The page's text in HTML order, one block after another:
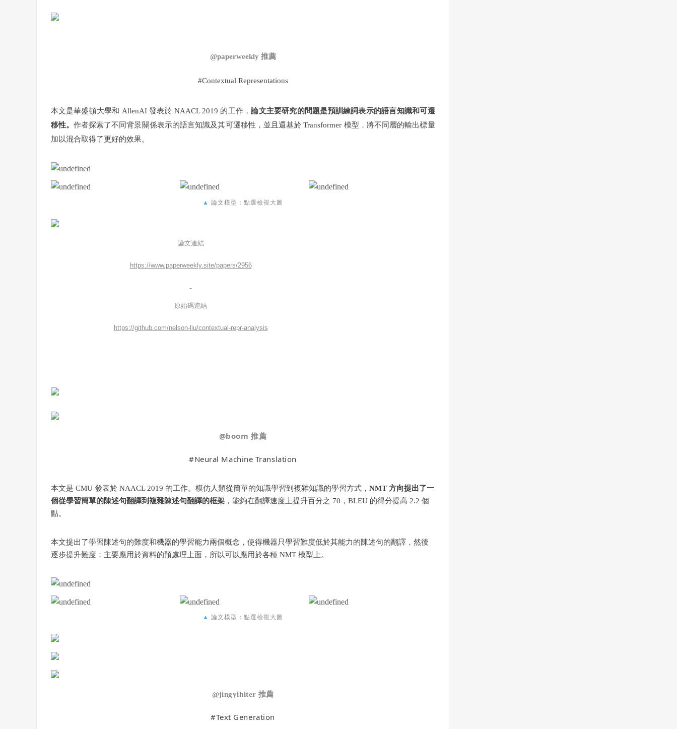
@paperweekly 推薦
#Contextual Representations
本文是華盛頓大學和 AllenAI 發表於 NAACL 2019 的工作，論文主要研究的問題是預訓練詞表示的語言知識和可遷
移性。 作者探索了不同背景關係表示的語言知識及其可遷移性，並且還基於 Transformer 模型，將不同層的輸出標量
加以混合取得了更好的效果。
▲ 論文模型：點選檢視大圖
論文連結
https://www.paperweekly.site/papers/2956
原始碼連結
https://github.com/nelson-liu/contextual-repr-analysis
@boom 推薦
#Neural Machine Translation
本文是 CMU 發表於 NAACL 2019 的工作。模仿人類從簡單的知識學習到複雜知識的學習方式， NMT 方向提出了一
個從學習簡單的陳述句翻譯到複雜陳述句翻譯的框架，能夠在翻譯速度上提升百分之 70，BLEU 的得分提高 2.2 個
點。
本文提出了學習陳述句的難度和機器的學習能力兩個概念，使得機器只學習難度低於其能力的陳述句的翻譯，然後
逐步提升難度；主要應用於資料的預處理上面，所以可以應用於各種 NMT 模型上。
▲ 論文模型：點選檢視大圖
@jingyihiter推薦
#Text Generation